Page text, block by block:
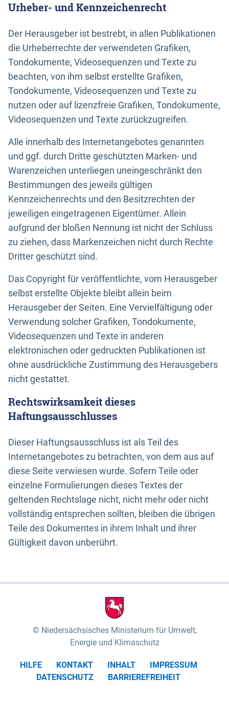
Urheber- und Kennzeichenrecht
Der Herausgeber ist bestrebt, in allen Publikationen
die Urheberrechte der verwendeten Grafiken,
Tondokumente, Videosequenzen und Texte zu
beachten, von ihm selbst erstellte Grafiken,
Tondokumente, Videosequenzen und Texte zu
nutzen oder auf lizenzfreie Grafiken, Tondokumente,
Videosequenzen und Texte zurückzugreifen.
Alle innerhalb des Internetangebotes genannten
und ggf. durch Dritte geschützten Marken- und
Warenzeichen unterliegen uneingeschränkt den
Bestimmungen des jeweils gültigen
Kennzeichenrechts und den Besitzrechten der
jeweiligen eingetragenen Eigentümer. Allein
aufgrund der bloßen Nennung ist nicht der Schluss
zu ziehen, dass Markenzeichen nicht durch Rechte
Dritter geschützt sind.
Das Copyright für veröffentlichte, vom Herausgeber
selbst erstellte Objekte bleibt allein beim
Herausgeber der Seiten. Eine Vervielfältigung oder
Verwendung solcher Grafiken, Tondokumente,
Videosequenzen und Texte in anderen
elektronischen oder gedruckten Publikationen ist
ohne ausdrückliche Zustimmung des Herausgebers
nicht gestattet.
Rechtswirksamkeit dieses
Haftungsausschlusses
Dieser Haftungsausschluss ist als Teil des
Internetangebotes zu betrachten, von dem aus auf
diese Seite verwiesen wurde. Sofern Teile oder
einzelne Formulierungen dieses Textes der
geltenden Rechtslage nicht, nicht mehr oder nicht
vollständig entsprechen sollten, bleiben die übrigen
Teile des Dokumentes in ihrem Inhalt und ihrer
Gültigkeit davon unberührt.
Niedersächsisches Ministerium für Umwelt,
Energie und Klimaschutz
HILFE KONTAKT INHALT
IMPRESSUM
DATENSCHUTZ
BARRIEREFREIHEIT